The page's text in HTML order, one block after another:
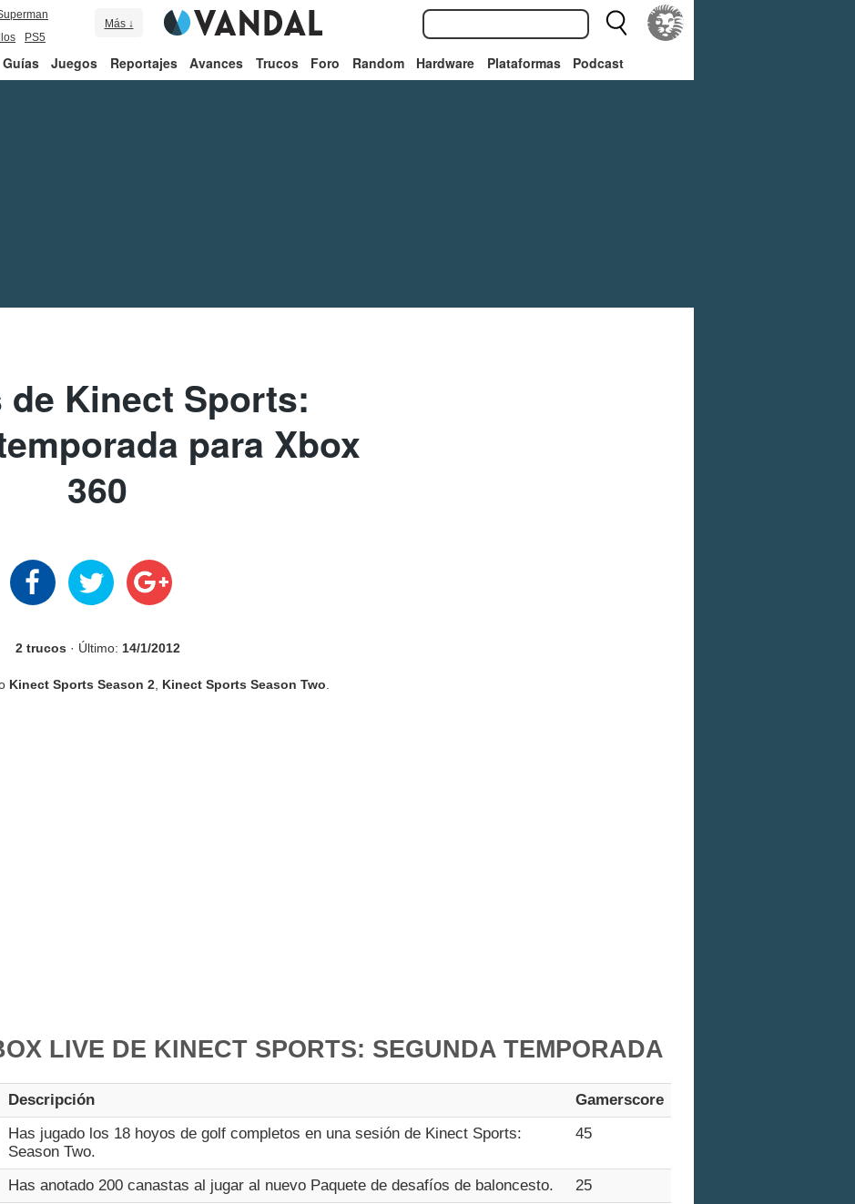
PS5
Más ↓
Guías Juegos Reportajes Avances Trucos Foro Random Hardware Plataformas Podcast
de Kinect Sports:
para Xbox
360
2 trucos · Último: 14/1/2012
Kinect Sports Season 2 Kinect Sports Season Two
LIVE DE KINECT SPORTS: SEGUNDA TEMPORADA
Descripción
Gamerscore
Has jugado los 18 hoyos de golf completos en una sesión de Kinect Sports:
Season Two.
45
Has anotado 200 canastas al jugar al nuevo Paquete de desafíos de baloncesto.
25